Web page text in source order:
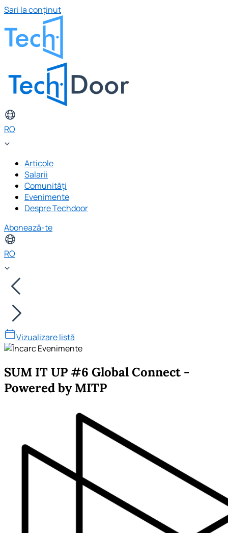
Sari la conținut
RO
Articole
Salarii
Comunități
Evenimente
Despre Techdoor
Abonează-te
RO
Vizualizare listă
SUM IT UP #6 Global Connect -
Powered by MITP